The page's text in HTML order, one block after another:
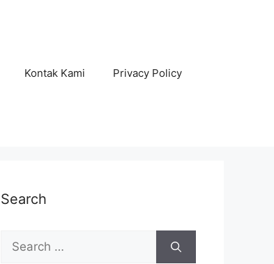
Kontak Kami Privacy Policy
Search
Search
for: